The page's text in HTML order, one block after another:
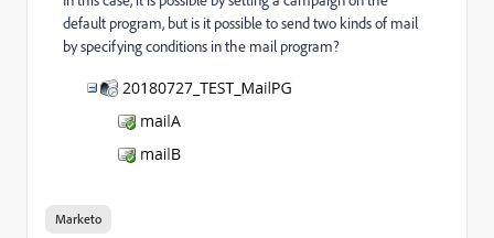
default program, but is it possible to send two kinds of mail
by specifying conditions in the mail program?
Marketo